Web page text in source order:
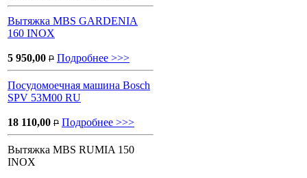
Вытяжка MBS GARDENIA
160 INOX
5 950,00 P Подробнее >>>
Посудомоечная машина Bosch
SPV 53M00 RU
18 110,00 P Подробнее >>>
Вытяжка MBS RUMIA 150
INOX